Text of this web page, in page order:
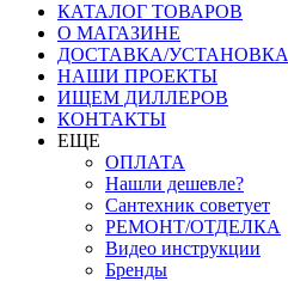
КАТАЛОГ ТОВАРОВ
О МАГАЗИНЕ
ДОСТАВКА/УСТАНОВКА
НАШИ ПРОЕКТЫ
ИЩЕМ ДИЛЛЕРОВ
КОНТАКТЫ
ЕЩЕ
ОПЛАТА
Нашли дешевле?
Сантехник советует
РЕМОНТ/ОТДЕЛКА
Видео инструкции
Бренды